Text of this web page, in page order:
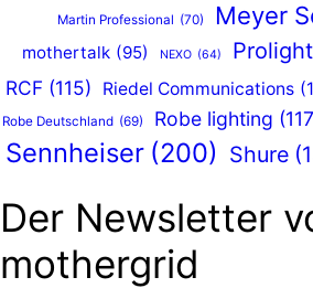
Martin Professional (70) Meyer
mothertalk (95) NEXO (64)
RCF (115) Riedel Communications
Robe Deutschland (69) Robe lighting
Sennheiser (200) Shure
Der Newsletter
mothergrid